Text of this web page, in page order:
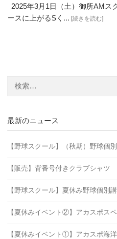
2025年3月1日（土）御所AMス
ースに上がるSく... [続きを読む]
最新のニュース
【野球スクール】（秋期）野球個
【販売】背番号付きクラブシャツ
【野球スクール】夏休み野球個別
【夏休みイベント②】アカスポス
【夏休みイベント①】アカスポ海